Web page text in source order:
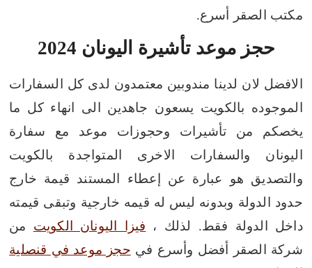
مكتب الصقر أسرع.
حجز موعد تأشيرة اليونان 2024
الافضل لان لدينا مندوبين معتمدون لدى كل السفارات
الموجوده بالكويت يسعون جاهدين الى انهاء كل ما
يخصكم من تأشيرات وحجوزات موعد مع سفارة
اليونان والسفارات الاخرى المتواجدة بالكويت
والتصديق هو عبارة عن إعطاء المستند قيمة خارج
حدود الدولة وبدونه ليس له قيمه خارجية وتبقى قيمته
داخل الدولة فقط. لذلك ، فيزا اليونان الكويت من
شركة الصقر أفضل وأسرع في حجز موعد في قنصلية